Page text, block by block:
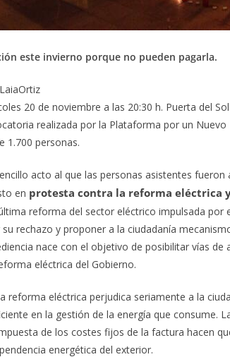
este invierno porque no pueden pagarla.
20 de noviembre a las 20:30 h. Puerta del
realizada por la Plataforma por un
1.700 personas.
acto al que las personas asistentes
en protesta contra la reforma eléctrica y
reforma del sector eléctrico impulsada por
rechazo y proponer a la ciudadanía
nace con el objetivo de posibilitar vías
eléctrica del Gobierno.
reforma eléctrica perjudica seriamente a la
en la gestión de la energía que consume.
de los costes fijos de la factura hacen
energética del exterior.